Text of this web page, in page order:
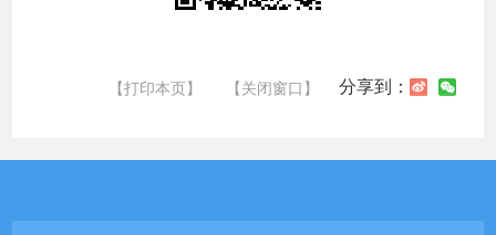
【打印本页】 【关闭窗口】 分享到：